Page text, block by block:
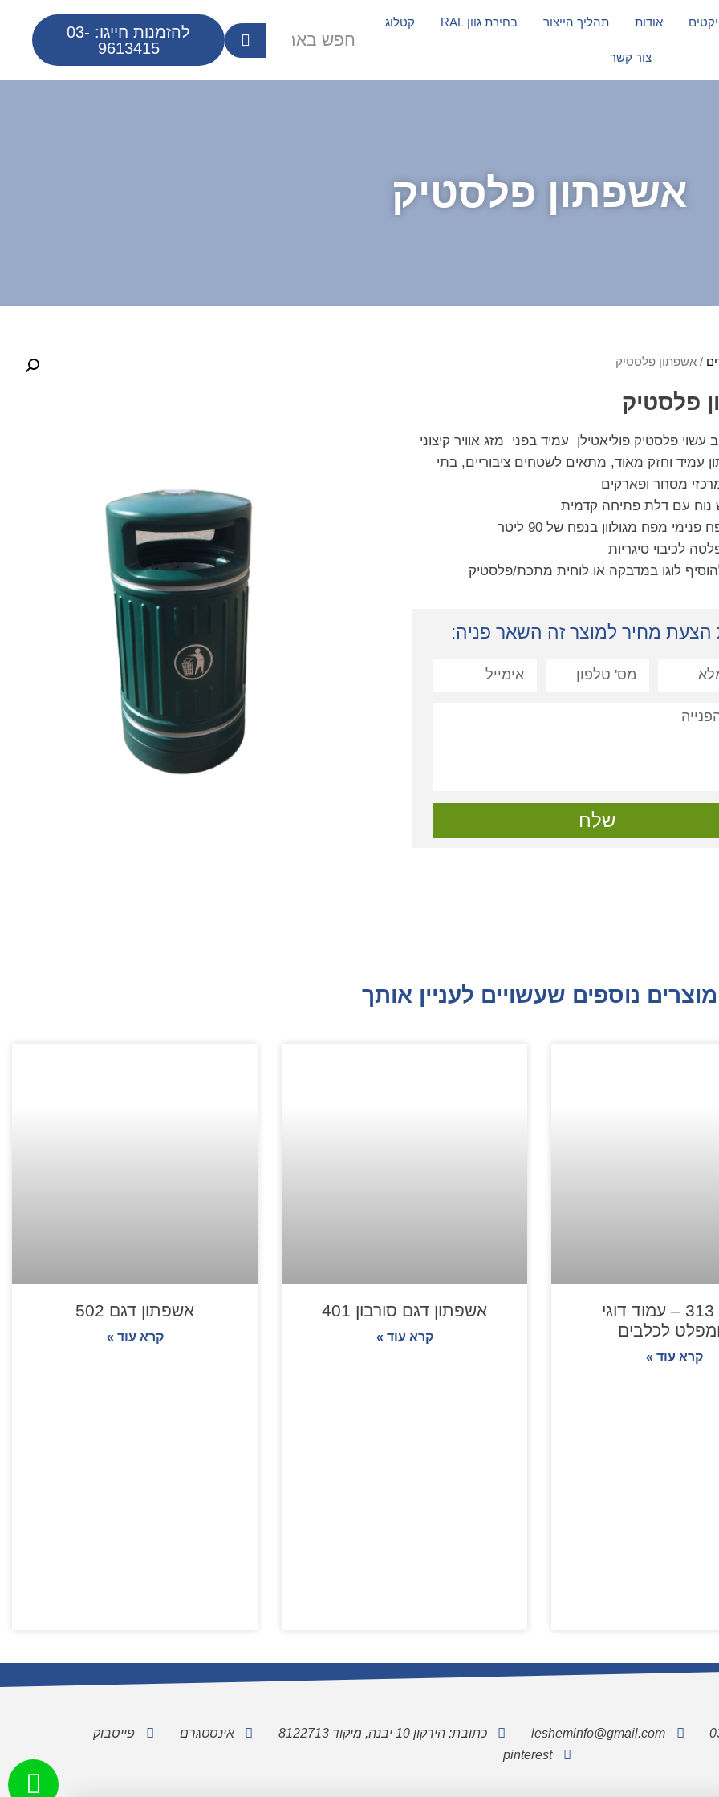
אודות תהליך הייצור בחירת גוון RAL קטלוג
צור קשר
להזמנות חייגו: 03-
9613415
אשפתון פלסטיק
/ אשפתון פלסטיק
פלסטיק
עשוי פלסטיק פוליאטילן עמיד בפני מזג אוויר קיצוני
עמיד וחזק מאוד, מתאים לשטחים ציבוריים, בתי
מסחר ופארקים
נוח עם דלת פתיחה קדמית
פנימי מפח מגולוון בנפח של 90 ליטר
לכיבוי סיגריות
לוגו במדבקה או לוחית מתכת/פלסטיק
מחיר למוצר זה השאר פניה:
שלח
מוצרים נוספים שעשויים לעניין אותך
דגם 313 – עמוד דוגי
לכלבים
קרא עוד »
אשפתון דגם סורבון 401
קרא עוד »
אשפתון דגם 502
קרא עוד »
lesheminfo@gmail.com כתובת: הירקון 10 יבנה, מיקוד 8122713 אינסטגרם
פייסבוק
pinterest